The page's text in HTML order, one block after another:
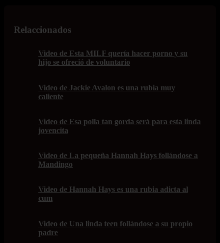
Relaccionados
Video de Esta MILF quería hacer porno y su
hijo se ofreció de voluntario
Video de Jackie Avalon es una rubia muy
caliente
Video de Esa polla tan gorda será para esta linda
jovencita
Video de La pequeña Hannah Hays follándose a
Mandingo
Video de Hannah Hays es una rubia adicta al
cum
Video de Una linda teen follándose a su propio
padre